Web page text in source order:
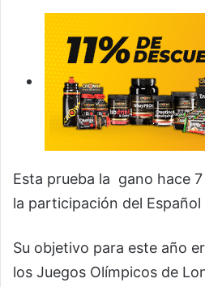
Esta prueba la gano hace
la participación del Español
Su objetivo para este año
los Juegos Olímpicos de